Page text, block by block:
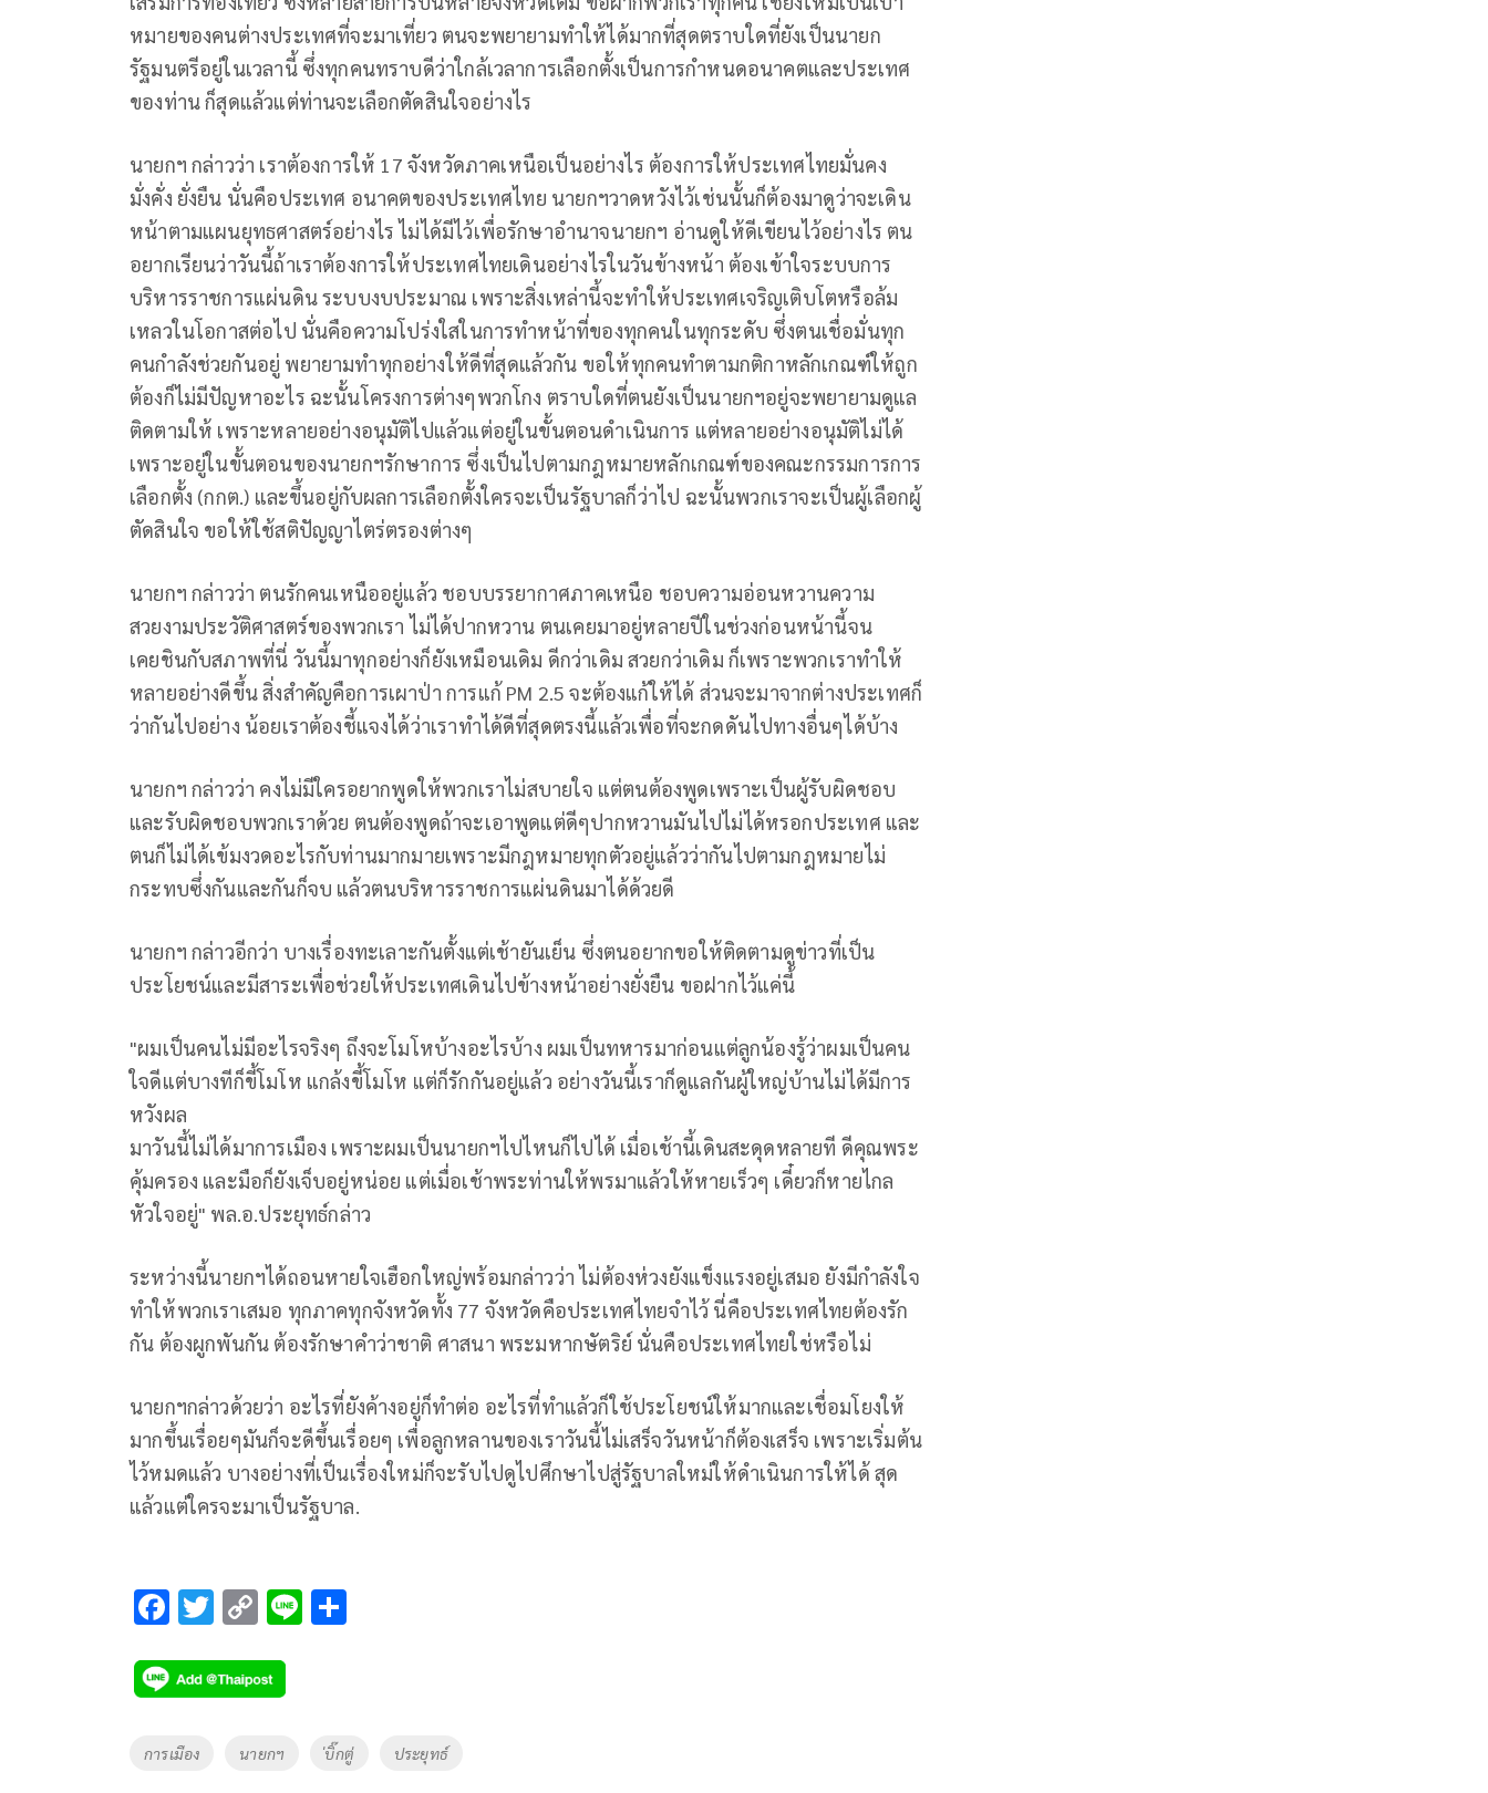
หมายของคนต่างประเทศที่จะมาเที่ยว ตนจะพยายามทำให้ได้มากที่สุดตราบใดที่ยังเป็นนายก
รัฐมนตรีอยู่ในเวลานี้ ซึ่งทุกคนทราบดีว่าใกล้เวลาการเลือกตั้งเป็นการกำหนดอนาคตและประเทศ
ของท่าน ก็สุดแล้วแต่ท่านจะเลือกตัดสินใจอย่างไร
นายกฯ กล่าวว่า เราต้องการให้ 17 จังหวัดภาคเหนือเป็นอย่างไร ต้องการให้ประเทศไทยมั่นคง
มั่งคั่ง ยั่งยืน นั่นคือประเทศ อนาคตของประเทศไทย นายกฯวาดหวังไว้เช่นนั้นก็ต้องมาดูว่าจะเดิน
หน้าตามแผนยุทธศาสตร์อย่างไร ไม่ได้มีไว้เพื่อรักษาอำนาจนายกฯ อ่านดูให้ดีเขียนไว้อย่างไร ตน
อยากเรียนว่าวันนี้ถ้าเราต้องการให้ประเทศไทยเดินอย่างไรในวันข้างหน้า ต้องเข้าใจระบบการ
บริหารราชการแผ่นดิน ระบบงบประมาณ เพราะสิ่งเหล่านี้จะทำให้ประเทศเจริญเติบโตหรือล้ม
เหลวในโอกาสต่อไป นั่นคือความโปร่งใสในการทำหน้าที่ของทุกคนในทุกระดับ ซึ่งตนเชื่อมั่นทุก
คนกำลังช่วยกันอยู่ พยายามทำทุกอย่างให้ดีที่สุดแล้วกัน ขอให้ทุกคนทำตามกติกาหลักเกณฑ์ให้ถูก
ต้องก็ไม่มีปัญหาอะไร ฉะนั้นโครงการต่างๆพวกโกง ตราบใดที่ตนยังเป็นนายกฯอยู่จะพยายามดูแล
ติดตามให้ เพราะหลายอย่างอนุมัติไปแล้วแต่อยู่ในขั้นตอนดำเนินการ แต่หลายอย่างอนุมัติไม่ได้
เพราะอยู่ในขั้นตอนของนายกฯรักษาการ ซึ่งเป็นไปตามกฎหมายหลักเกณฑ์ของคณะกรรมการการ
เลือกตั้ง (กกต.) และขึ้นอยู่กับผลการเลือกตั้งใครจะเป็นรัฐบาลก็ว่าไป ฉะนั้นพวกเราจะเป็นผู้เลือกผู้
ตัดสินใจ ขอให้ใช้สติปัญญาไตร่ตรองต่างๆ
นายกฯ กล่าวว่า ตนรักคนเหนืออยู่แล้ว ชอบบรรยากาศภาคเหนือ ชอบความอ่อนหวานความ
สวยงามประวัติศาสตร์ของพวกเรา ไม่ได้ปากหวาน ตนเคยมาอยู่หลายปีในช่วงก่อนหน้านี้จน
เคยชินกับสภาพที่นี่ วันนี้มาทุกอย่างก็ยังเหมือนเดิม ดีกว่าเดิม สวยกว่าเดิม ก็เพราะพวกเราทำให้
หลายอย่างดีขึ้น สิ่งสำคัญคือการเผาป่า การแก้ PM 2.5 จะต้องแก้ให้ได้ ส่วนจะมาจากต่างประเทศก็
ว่ากันไปอย่าง น้อยเราต้องชี้แจงได้ว่าเราทำได้ดีที่สุดตรงนี้แล้วเพื่อที่จะกดดันไปทางอื่นๆได้บ้าง
นายกฯ กล่าวว่า คงไม่มีใครอยากพูดให้พวกเราไม่สบายใจ แต่ตนต้องพูดเพราะเป็นผู้รับผิดชอบ
และรับผิดชอบพวกเราด้วย ตนต้องพูดถ้าจะเอาพูดแต่ดีๆปากหวานมันไปไม่ได้หรอกประเทศ และ
ตนก็ไม่ได้เข้มงวดอะไรกับท่านมากมายเพราะมีกฎหมายทุกตัวอยู่แล้วว่ากันไปตามกฎหมายไม่
กระทบซึ่งกันและกันก็จบ แล้วตนบริหารราชการแผ่นดินมาได้ด้วยดี
นายกฯ กล่าวอีกว่า บางเรื่องทะเลาะกันตั้งแต่เช้ายันเย็น ซึ่งตนอยากขอให้ติดตามดูข่าวที่เป็น
ประโยชน์และมีสาระเพื่อช่วยให้ประเทศเดินไปข้างหน้าอย่างยั่งยืน ขอฝากไว้แค่นี้
"ผมเป็นคนไม่มีอะไรจริงๆ ถึงจะโมโหบ้างอะไรบ้าง ผมเป็นทหารมาก่อนแต่ลูกน้องรู้ว่าผมเป็นคน
ใจดีแต่บางทีก็ขี้โมโห แกล้งขี้โมโห แต่ก็รักกันอยู่แล้ว อย่างวันนี้เราก็ดูแลกันผู้ใหญ่บ้านไม่ได้มีการ
หวังผล
มาวันนี้ไม่ได้มาการเมือง เพราะผมเป็นนายกฯไปไหนก็ไปได้ เมื่อเช้านี้เดินสะดุดหลายที ดีคุณพระ
คุ้มครอง และมือก็ยังเจ็บอยู่หน่อย แต่เมื่อเช้าพระท่านให้พรมาแล้วให้หายเร็วๆ เดี๋ยวก็หายไกล
หัวใจอยู่" พล.อ.ประยุทธ์กล่าว
ระหว่างนี้นายกฯได้ถอนหายใจเฮือกใหญ่พร้อมกล่าวว่า ไม่ต้องห่วงยังแข็งแรงอยู่เสมอ ยังมีกำลังใจ
ทำให้พวกเราเสมอ ทุกภาคทุกจังหวัดทั้ง 77 จังหวัดคือประเทศไทยจำไว้ นี่คือประเทศไทยต้องรัก
กัน ต้องผูกพันกัน ต้องรักษาคำว่าชาติ ศาสนา พระมหากษัตริย์ นั่นคือประเทศไทยใช่หรือไม่
นายกฯกล่าวด้วยว่า อะไรที่ยังค้างอยู่ก็ทำต่อ อะไรที่ทำแล้วก็ใช้ประโยชน์ให้มากและเชื่อมโยงให้
มากขึ้นเรื่อยๆมันก็จะดีขึ้นเรื่อยๆ เพื่อลูกหลานของเราวันนี้ไม่เสร็จวันหน้าก็ต้องเสร็จ เพราะเริ่มต้น
ไว้หมดแล้ว บางอย่างที่เป็นเรื่องใหม่ก็จะรับไปดูไปศึกษาไปสู่รัฐบาลใหม่ให้ดำเนินการให้ได้ สุด
แล้วแต่ใครจะมาเป็นรัฐบาล.
F
e
b
o
T
tt
er
C
p
y
Li
Li
Tags
การเมือง นายกฯ ่บิ๊กตู่ ประยุทธ์